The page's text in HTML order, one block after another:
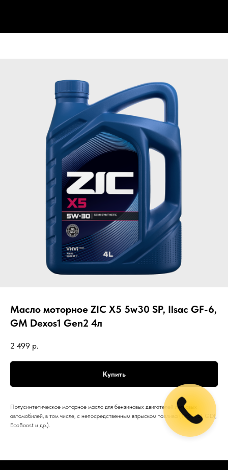
Масло моторное ZIC X5 5w30 SP, Ilsac GF-6,
GM Dexos1 Gen2 4л
2 499 р.
Купить
Полусинтетическое моторное масло для бензиновых двигателей легковых
автомобилей, в том числе, с непосредственным впрыском топлива (TFSI, FSI, GDI,
EcoBoost и др.).